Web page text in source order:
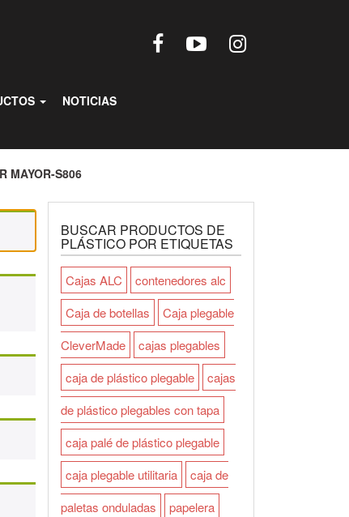
NOTICIAS
MAYOR-S806
BUSCAR PRODUCTOS DE
PLÁSTICO POR ETIQUETAS
Cajas ALC
contenedores alc
Caja de botellas
Caja plegable
CleverMade
cajas plegables
caja de plástico plegable
cajas
de plástico plegables con tapa
caja palé de plástico plegable
caja plegable utilitaria
caja de
paletas onduladas
papelera